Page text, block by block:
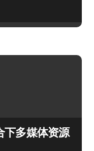
下多媒体资源